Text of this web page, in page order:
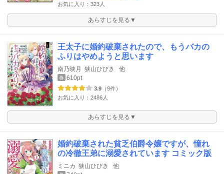
お気に入り：323人
あらすじを見る▼
王太子に婚約破棄されたので、もうバカの
ふりはやめようと思います
南乃映月 狭山ひびき 他
巻 610pt
3.9 （9件）
お気に入り：2486人
あらすじを見る▼
婚約破棄された貧乏伯爵令嬢ですが、憧れ
の冷徹王弟に溺愛されています コミック版
ミニカ 狭山ひびき 他